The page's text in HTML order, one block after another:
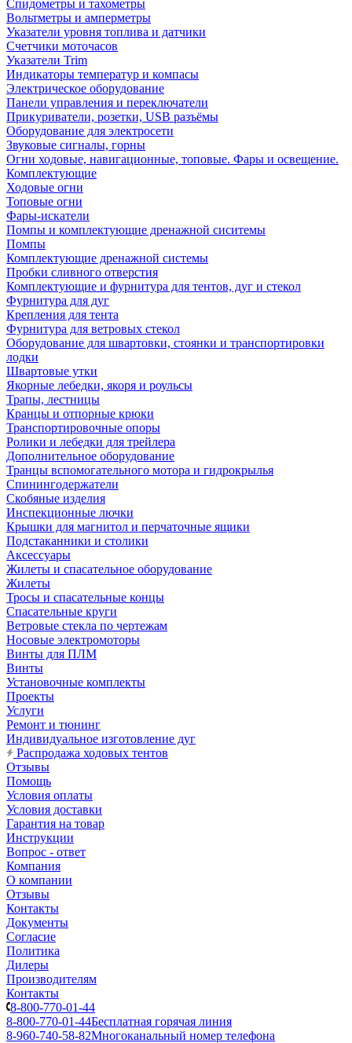
Спидометры и тахометры
Вольтметры и амперметры
Указатели уровня топлива и датчики
Счетчики моточасов
Указатели Trim
Индикаторы температур и компасы
Электрическое оборудование
Панели управления и переключатели
Прикуриватели, розетки, USB разъёмы
Оборудование для электросети
Звуковые сигналы, горны
Огни ходовые, навигационные, топовые. Фары и освещение.
Комплектующие
Ходовые огни
Топовые огни
Фары-искатели
Помпы и комплектующие дренажной сиситемы
Помпы
Комплектующие дренажной системы
Пробки сливного отверстия
Комплектующие и фурнитура для тентов, дуг и стекол
Фурнитура для дуг
Крепления для тента
Фурнитура для ветровых стекол
Оборудование для швартовки, стоянки и транспортировки
лодки
Швартовые утки
Якорные лебедки, якоря и роульсы
Трапы, лестницы
Кранцы и отпорные крюки
Транспортировочные опоры
Ролики и лебедки для трейлера
Дополнительное оборудование
Транцы вспомогательного мотора и гидрокрылья
Спинингодержатели
Скобяные изделия
Инспекционные лючки
Крышки для магнитол и перчаточные ящики
Подстаканники и столики
Аксессуары
Жилеты и спасательное оборудование
Жилеты
Тросы и спасательные концы
Спасательные круги
Ветровые стекла по чертежам
Носовые электромоторы
Винты для ПЛМ
Винты
Установочные комплекты
Проекты
Услуги
Ремонт и тюнинг
Индивидуальное изготовление дуг
Распродажа ходовых тентов
Отзывы
Помощь
Условия оплаты
Условия доставки
Гарантия на товар
Инструкции
Вопрос - ответ
Компания
О компании
Отзывы
Контакты
Документы
Согласие
Политика
Дилеры
Производителям
Контакты
8-800-770-01-44
8-800-770-01-44Бесплатная горячая линия
8-960-740-58-82Многоканальный номер телефона